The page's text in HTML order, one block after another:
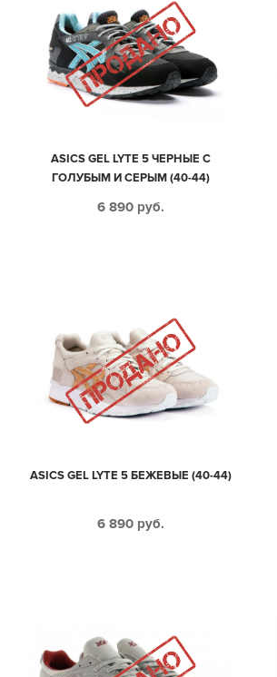
ASICS GEL LYTE 5 ЧЕРНЫЕ С
ГОЛУБЫМ И СЕРЫМ (40-44)
6 890 руб.
ASICS GEL LYTE 5 БЕЖЕВЫЕ (40-44)
6 890 руб.